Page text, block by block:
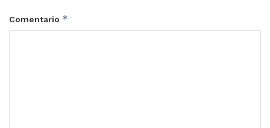
Comentario *